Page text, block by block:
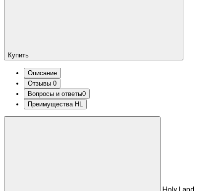
Купить
Описание
Отзывы 0
Вопросы и ответы0
Преимущества HL